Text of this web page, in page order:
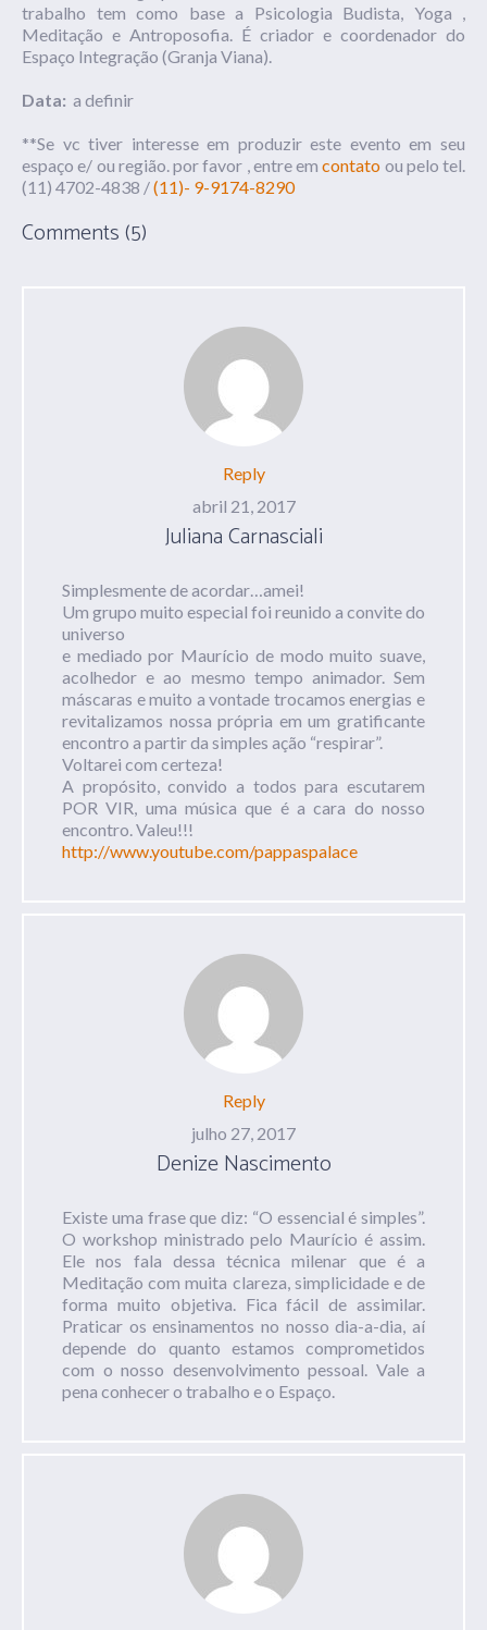
trabalho tem como base a Psicologia Budista, Yoga ,
Meditação e Antroposofia. É criador e coordenador do
Espaço Integração (Granja Viana).
Data: a definir
**Se vc tiver interesse em produzir este evento em seu
espaço e/ ou região. por favor , entre emcontato ou pelo tel.
(11) 4702-4838 /(11)- 9-9174-8290
Comments (5)
Reply
abril 21, 2017
Juliana Carnasciali
Simplesmente de acordar…amei!
Um grupo muito especial foi reunido a convite do
universo
e mediado por Maurício de modo muito suave,
acolhedor e ao mesmo tempo animador. Sem
máscaras e muito a vontade trocamos energias e
revitalizamos nossa própria em um gratificante
encontro a partir da simples ação “respirar”.
Voltarei com certeza!
A propósito, convido a todos para escutarem
POR VIR, uma música que é a cara do nosso
encontro. Valeu!!!
http://www.youtube.com/pappaspalace
Reply
julho 27, 2017
Denize Nascimento
Existe uma frase que diz: “O essencial é simples”.
O workshop ministrado pelo Maurício é assim.
Ele nos fala dessa técnica milenar que é a
Meditação com muita clareza, simplicidade e de
forma muito objetiva. Fica fácil de assimilar.
Praticar os ensinamentos no nosso dia-a-dia, aí
depende do quanto estamos comprometidos
com o nosso desenvolvimento pessoal. Vale a
pena conhecer o trabalho e o Espaço.